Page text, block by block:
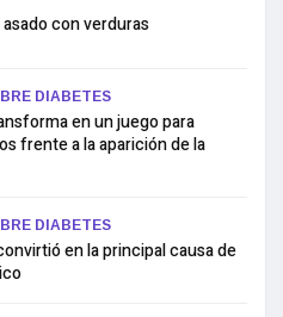
con verduras
DIABETES
en un juego para
frente a la aparición de la
DIABETES
en la principal causa de